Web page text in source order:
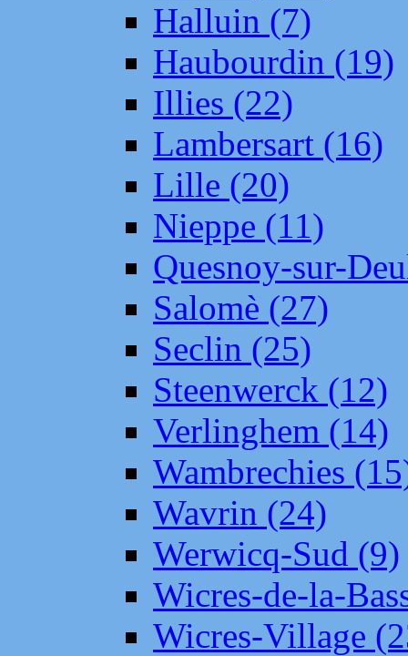
Halluin (7)
Haubourdin (19)
Illies (22)
Lambersart (16)
Lille (20)
Nieppe (11)
Quesnoy-sur-
Salomè (27)
Seclin (25)
Steenwerck (12)
Verlinghem (14)
Wambrechies
Wavrin (24)
Werwicq-Sud (9)
Wicres-de-la-
Wicres-Village